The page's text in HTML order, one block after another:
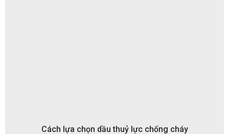
Cách lựa chọn dầu thuỷ lực chống cháy